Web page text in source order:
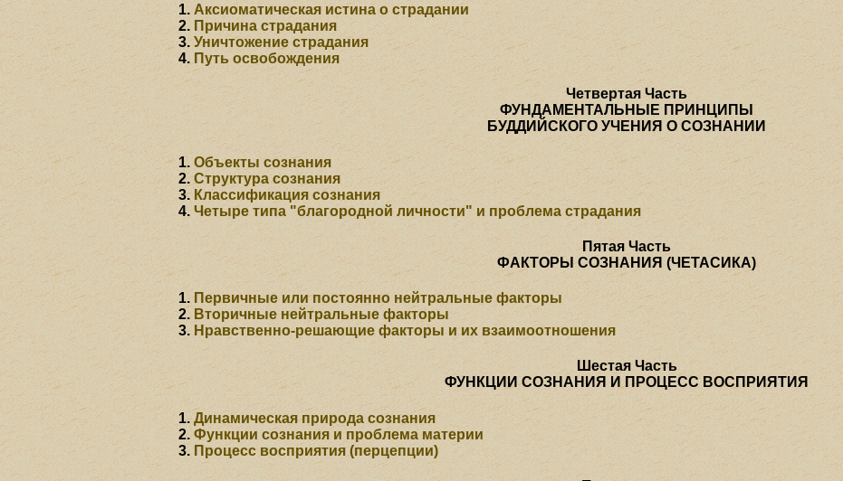
Аксиоматическая истина о страдании
Причина страдания
Уничтожение страдания
Путь освобождения
Четвертая Часть
ФУНДАМЕНТАЛЬНЫЕ ПРИНЦИПЫ
БУДДИЙСКОГО УЧЕНИЯ О СОЗНАНИИ
Объекты сознания
Структура сознания
Классификация сознания
Четыре типа "благородной личности" и проблема страдания
Пятая Часть
ФАКТОРЫ СОЗНАНИЯ (ЧЕТАСИКА)
Первичные или постоянно нейтральные факторы
Вторичные нейтральные факторы
Нравственно-решающие факторы и их взаимоотношения
Шестая Часть
ФУНКЦИИ СОЗНАНИЯ И ПРОЦЕСС ВОСПРИЯТИЯ
Динамическая природа сознания
Функции сознания и проблема материи
Процесс восприятия (перцепции)